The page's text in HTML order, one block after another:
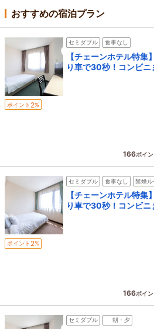
おすすめの宿泊プラン
セミダブル 食事なし
【チェーンホテル特
り車で30秒！コンビ
ポイント 2%
166ポイ
セミダブル 食事なし 禁煙ル
【チェーンホテル特
り車で30秒！コンビ
ポイント 2%
166ポイ
セミダブル 朝・夕